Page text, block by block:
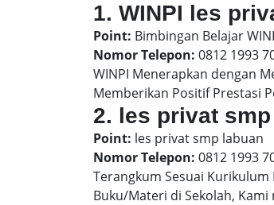
1. WINPI les
Point: Bimbingan Belajar
Nomor Telepon: 0812 1993
WINPI Menerapkan dengan
Memberikan Positif Prestasi
2. les privat
Point: les privat smp labuan
Nomor Telepon: 0812 1993
Terangkum Sesuai
Buku/Materi di Sekolah,